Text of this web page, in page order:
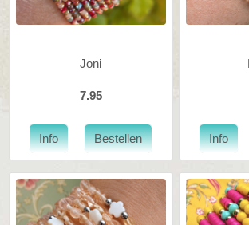
Joni
7.95